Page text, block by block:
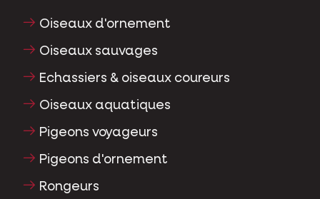
Oiseaux d'ornement
Oiseaux sauvages
Echassiers & oiseaux coureurs
Oiseaux aquatiques
Pigeons voyageurs
Pigeons d'ornement
Rongeurs